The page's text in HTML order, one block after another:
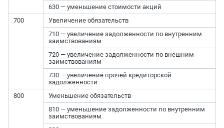
630 — уменьшение стоимости акций
700
Увеличение обязательств
710 — увеличение задолженности по внутренним
заимствованиям
720 — увеличение задолженности по внешним
заимствованиям
730 — увеличение прочей кредиторской
задолженности
800
Уменьшение обязательств
810 — уменьшение задолженности по внутренним
заимствованиям